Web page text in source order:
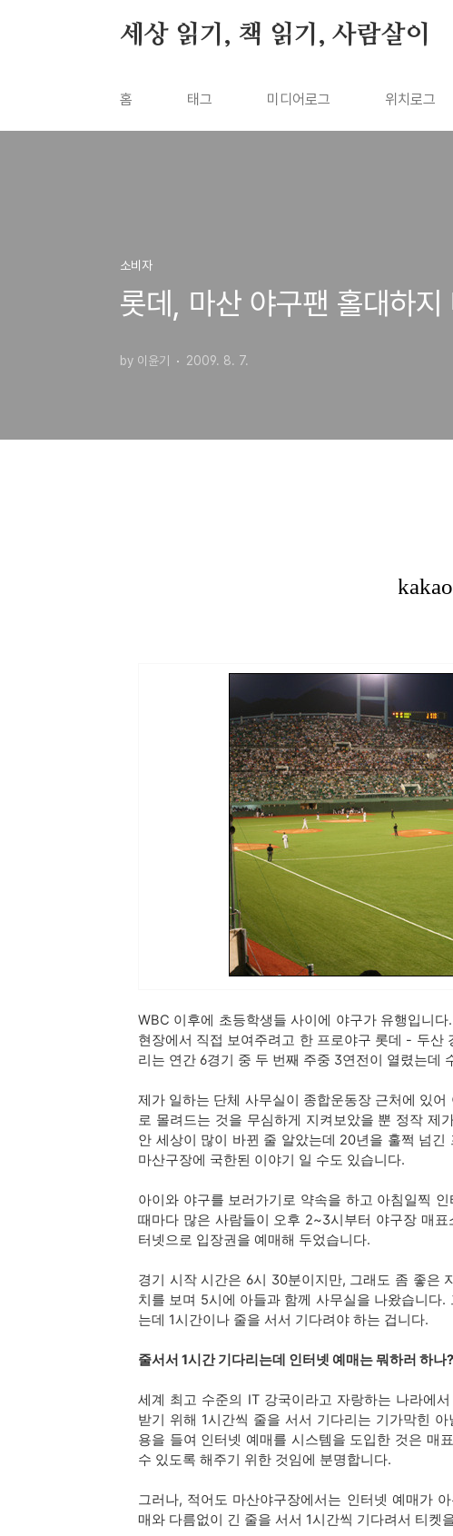
세상 읽기, 책 읽기, 사람살이
홈 태그 미디어로그 위치로그
소비자
롯데, 마산 야구팬 홀대하지
by 이윤기 2009. 8. 7.
WBC 이후에 초등학생들 사이에 야구가 유행입니
현장에서 직접 보여주려고 한 프로야구 롯데 - 두
리는 연간 6경기 중 두 번째 주중 3연전이 열렸는데
제가 일하는 단체 사무실이 종합운동장 근처에 있
로 몰려드는 것을 무심하게 지켜보았을 뿐 정작 제
안 세상이 많이 바뀐 줄 알았는데 20년을 훌쩍 넘
마산구장에 국한된 이야기 일 수도 있습니다.
아이와 야구를 보러가기로 약속을 하고 아침일찍
때마다 많은 사람들이 오후 2~3시부터 야구장 매
터넷으로 입장권을 예매해 두었습니다.
경기 시작 시간은 6시 30분이지만, 그래도 좀 좋은
치를 보며 5시에 아들과 함께 사무실을 나왔습니다
는데 1시간이나 줄을 서서 기다려야 하는 겁니다.
줄서서 1시간 기다리는데 인터넷 예매는 뭐하러 하나?
세계 최고 수준의 IT 강국이라고 자랑하는 나라에
받기 위해 1시간씩 줄을 서서 기다리는 기가막힌
용을 들여 인터넷 예매를 시스템을 도입한 것은 매
수 있도록 해주기 위한 것임에 분명합니다.
그러나, 적어도 마산야구장에서는 인터넷 예매가
매와 다름없이 긴 줄을 서서 1시간씩 기다려서 티켓